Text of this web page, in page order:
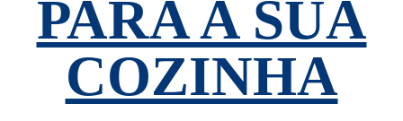
PARA A SUA
COZINHA